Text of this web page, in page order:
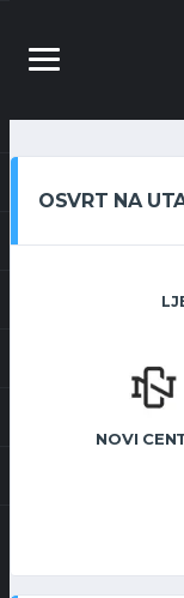
OSVRT NA
NOVI